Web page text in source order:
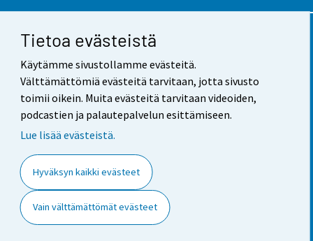
Tietoa evästeistä
Käytämme sivustollamme evästeitä.
Välttämättömiä evästeitä tarvitaan, jotta sivusto
toimii oikein. Muita evästeitä tarvitaan videoiden,
podcastien ja palautepalvelun esittämiseen.
Lue lisää evästeistä.
Hyväksyn kaikki evästeet
Vain välttämättömät evästeet
Yhteystiedot
Palaute
Käyttöehdot
Saavutettavuus
Tietoa sivustosta
Evästeasetukset